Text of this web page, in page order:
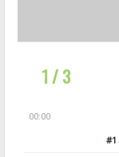
1 / 3
00:00
#1